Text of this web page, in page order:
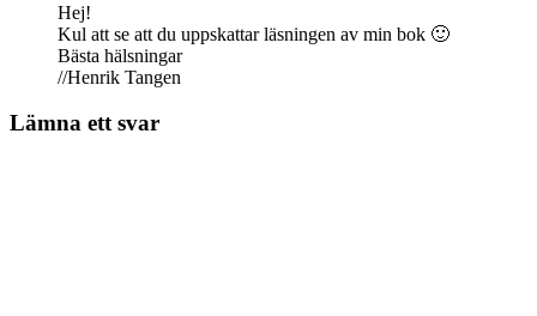
Hej!
Kul att se att du uppskattar läsningen av min bok 🙂
Bästa hälsningar
//Henrik Tangen
Lämna ett svar